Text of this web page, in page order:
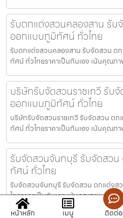
รับตกแต่งสวนคลองสาน รับ
ออกแบบภูมิทัศน์ ทั่วไทย
รับตกแต่งสวนคลองสาน รับจัดสวน ต
ทัศน์ ทั่วไทยราคาเป็นกันเอง เน้นคุณภ
บริษัทรับจัดสวนราชเทวี รับ
ออกแบบภูมิทัศน์ ทั่วไทย
บริษัทรับจัดสวนราชเทวี รับจัดสวน ต
ทัศน์ ทั่วไทยราคาเป็นกันเอง เน้นคุณภ
รับจัดสวนจันทบุรี รับจัดสว
ทัศน์ ทั่วไทย
รับจัดสวนจันทบุรี รับจัดสวน ตกแต่ง
ไทยราคาเป็นกันเอง เน้นคุณภาพ รับป
หน้าหลัก เมนู ติดต่อ